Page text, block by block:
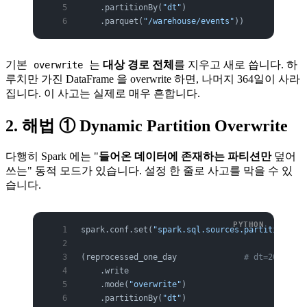
    .partitionBy(
"dt" )
    .parquet(
"/warehouse/events" ))
기본 overwrite 는대상 경로 전체 를 지우고 새로 씁니다. 하
루치만 가진 DataFrame 을 overwrite 하면, 나머지 364일이 사라
집니다. 이 사고는 실제로 매우 흔합니다.
2. 해법 ① Dynamic Partition Overwrite
다행히 Spark 에는 "들어온 데이터에 존재하는 파티션만덮어
쓰는" 동적 모드가 있습니다. 설정 한 줄로 사고를 막을 수 있
습니다.
spark.conf.set(
(reprocessed_one_day # dt=2026-
    .write
    .mode(
"overwrite" )
    .partitionBy(
"dt" )